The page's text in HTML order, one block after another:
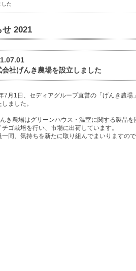
した
せ 2021
会社げんき農場を設立しました
7月1日、 セディアグループ直営の「げんき農
ました。
き農場はグリーンハウス・温室に関する製品
チゴ栽培を行い、市場に出荷しています。
一同、気持ちを新たに取り組んでまいりますの